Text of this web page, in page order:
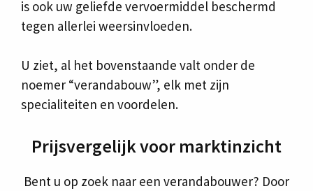
is ook uw geliefde vervoermiddel beschermd
tegen allerlei weersinvloeden.
U ziet, al het bovenstaande valt onder de
noemer “verandabouw”, elk met zijn
specialiteiten en voordelen.
Prijsvergelijk voor marktinzicht
Bent u op zoek naar een verandabouwer? Door